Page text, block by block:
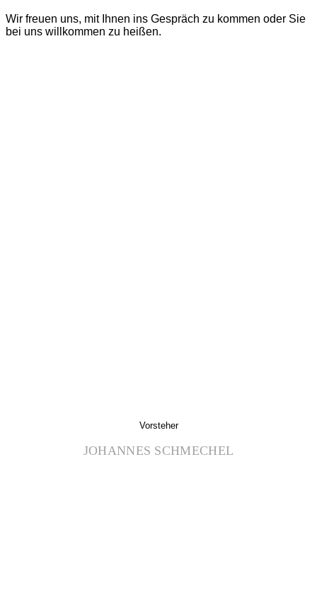
Wir freuen uns, mit Ihnen ins Gespräch zu kommen oder Sie
bei uns willkommen zu heißen.
Vorsteher
JOHANNES SCHMECHEL